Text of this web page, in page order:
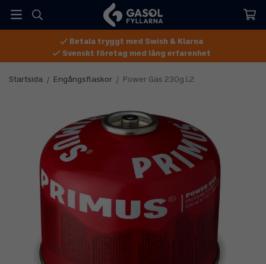
Betala tryggt med Swish & Klarna
Svenskt företag med lång erfarenhet
Startsida / Engångsflaskor / Power Gas 230g L2